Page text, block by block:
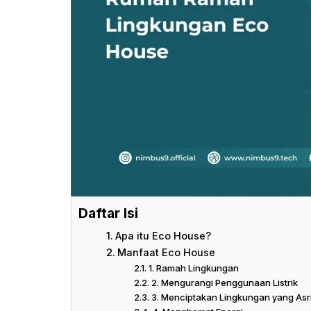
Daftar Isi
Apa itu Eco House?
Manfaat Eco House
1. Ramah Lingkungan
2. Mengurangi Penggunaan Listrik
3. Menciptakan Lingkungan yang